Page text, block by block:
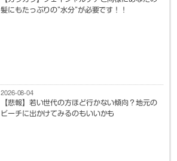
髪にもたっぷりの”水分”が必要です！！
2026-08-04
【悲報】若い世代の方ほど行かない傾向？地元の
ビーチに出かけてみるのもいいかも